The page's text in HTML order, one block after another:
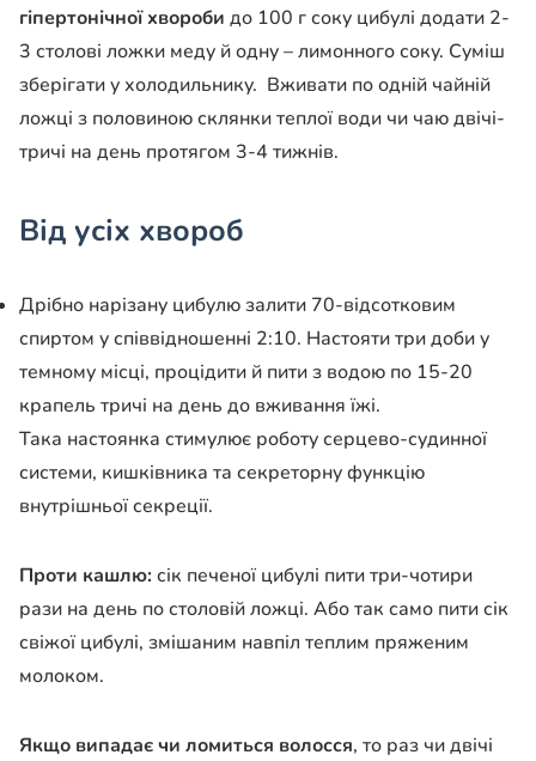
гіпертонічної хвороби до 100 г соку цибулі додати 2-
3 столові ложки меду й одну – лимонного соку. Суміш
зберігати у холодильнику. Вживати по одній чайній
ложці з половиною склянки теплої води чи чаю двічі-
тричі на день протягом 3-4 тижнів.
Від усіх хвороб
Дрібно нарізану цибулю залити 70-відсотковим
спиртом у співвідношенні 2:10. Настояти три доби у
темному місці, процідити й пити з водою по 15-20
крапель тричі на день до вживання їжі.
Така настоянка стимулює роботу серцево-судинної
системи, кишківника та секреторну функцію
внутрішньої секреції.
Проти кашлю:сік печеної цибулі пити три-чотири
рази на день по столовійложці. Або так само пити сік
свіжої цибулі, змішаним навпіл теплим пряженим
молоком.
Якщо випадає чи ломиться волосся, то раз чи двічі